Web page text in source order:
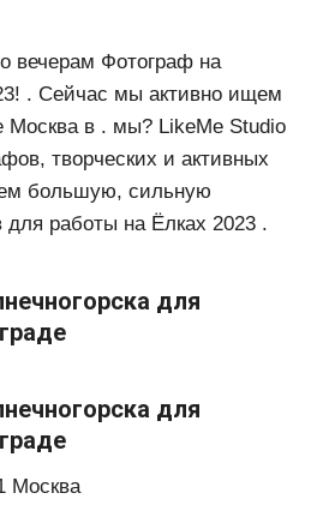
вечерам Фотограф на
. Сейчас мы активно ищем
Москва в . мы? LikeMe Studio
творческих и активных
большую, сильную
работы на Ёлках 2023 .
для
для
Москва